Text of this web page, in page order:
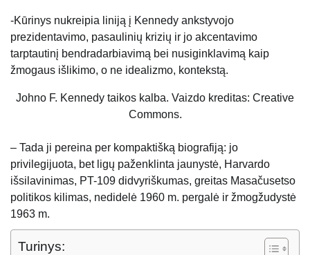
-Kūrinys nukreipia liniją į Kennedy ankstyvojo
prezidentavimo, pasaulinių krizių ir jo akcentavimo
tarptautinį bendradarbiavimą bei nusiginklavimą kaip
žmogaus išlikimo, o ne idealizmo, kontekstą.
Johno F. Kennedy taikos kalba. Vaizdo kreditas: Creative
Commons.
– Tada ji pereina per kompaktišką biografiją: jo
privilegijuota, bet ligų paženklinta jaunystė, Harvardo
išsilavinimas, PT-109 didvyriškumas, greitas Masačusetso
politikos kilimas, nedidelė 1960 m. pergalė ir žmogžudystė
1963 m.
Turinys: